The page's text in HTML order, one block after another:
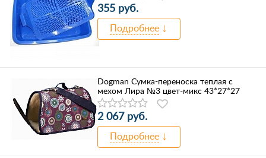
355 руб.
Подробнее
Dogman Сумка-переноска теплая с
мехом Лира №3 цвет-микс 43*27*27
2 067 руб.
Подробнее